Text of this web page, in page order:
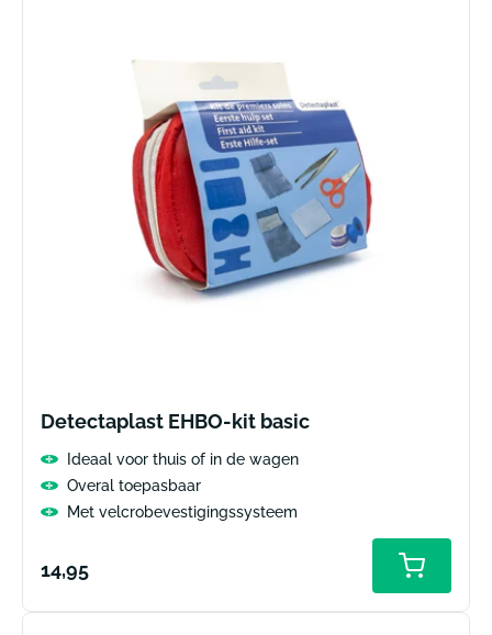
Detectaplast EHBO-kit basic
Ideaal voor thuis of in de wagen
Overal toepasbaar
Met velcrobevestigingssysteem
Normale
14,95